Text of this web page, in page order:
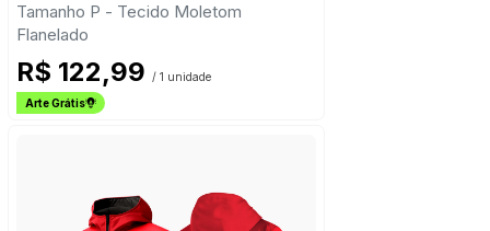
Tamanho P - Tecido Moletom
Flanelado
R$ 122,99 / 1 unidade
Arte Grátis